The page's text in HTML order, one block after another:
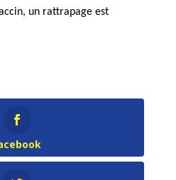
un rattrapage est